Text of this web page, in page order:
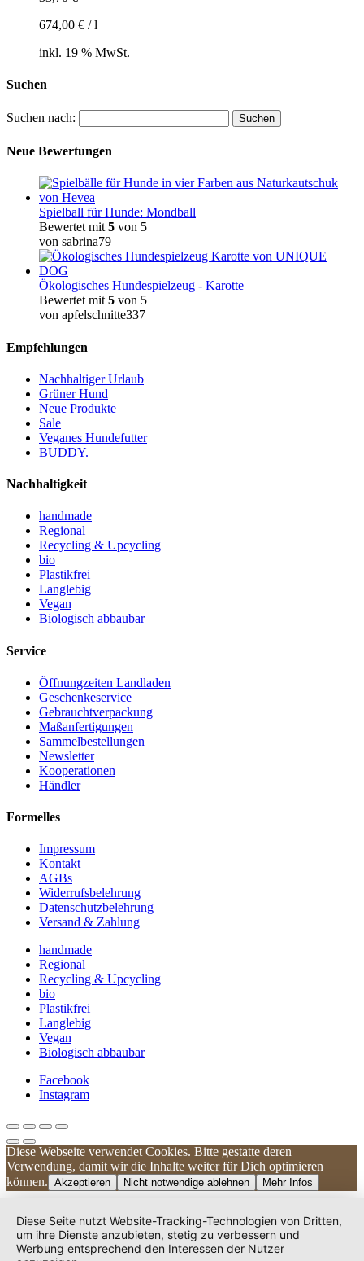
674,00 € /l
inkl. 19 % MwSt.
Suchen
Suchen nach:
Neue Bewertungen
Spielball für Hunde: Mondball
Bewertet mit 5 von 5
von sabrina79
Ökologisches Hundespielzeug - Karotte
Bewertet mit 5 von 5
von apfelschnitte337
Empfehlungen
Nachhaltiger Urlaub
Grüner Hund
Neue Produkte
Sale
Veganes Hundefutter
BUDDY.
Nachhaltigkeit
handmade
Regional
Recycling & Upcycling
bio
Plastikfrei
Langlebig
Vegan
Biologisch abbaubar
Service
Öffnungzeiten Landladen
Geschenkeservice
Gebrauchtverpackung
Maßanfertigungen
Sammelbestellungen
Newsletter
Kooperationen
Händler
Formelles
Impressum
Kontakt
AGBs
Widerrufsbelehrung
Datenschutzbelehrung
Versand & Zahlung
handmade
Regional
Recycling & Upcycling
bio
Plastikfrei
Langlebig
Vegan
Biologisch abbaubar
Facebook
Instagram
Diese Webseite verwendet Cookies. Bitte gestatte deren
Verwendung, damit wir die Inhalte weiter für Dich optimieren
können. Akzeptieren Nicht notwendige ablehnen Mehr Infos
Kundenbewertungen und Erfahrungen zu
UNIQUE DOG
100%
Empfehlungen auf
ProvenExpert.com
SEHR GUT
4,83 / 5,00
Diese Seite nutzt Website-Tracking-Technologien von Dritten,
um ihre Dienste anzubieten, stetig zu verbessern und
Werbung entsprechend den Interessen der Nutzer